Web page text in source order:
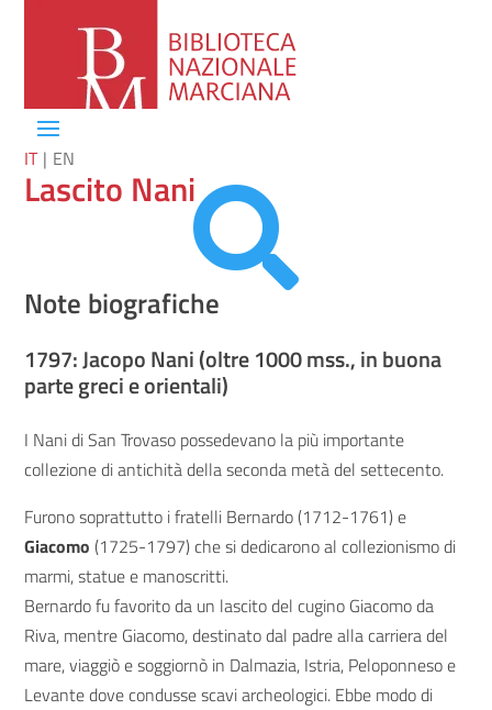
IT EN

Lascito Nani
Note biografiche
1797: Jacopo Nani (oltre 1000 mss., in buona
parte greci e orientali)
I Nani di San Trovaso possedevano la più importante
collezione di antichità della seconda metà del settecento.
Furono soprattutto i fratelli Bernardo (1712-1761) e
Giacomo (1725-1797) che si dedicarono al collezionismo di
marmi, statue e manoscritti.
Bernardo fu favorito da un lascito del cugino Giacomo da
Riva, mentre Giacomo, destinato dal padre alla carriera del
mare, viaggiò e soggiornò in Dalmazia, Istria, Peloponneso e
Levante dove condusse scavi archeologici. Ebbe modo di